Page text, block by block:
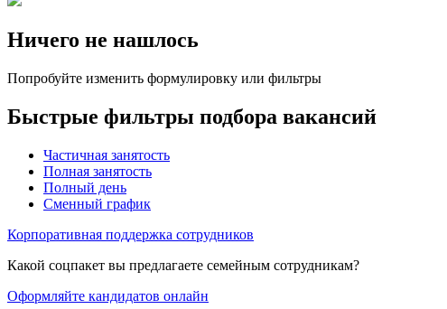
Ничего не нашлось
Попробуйте изменить формулировку или фильтры
Быстрые фильтры подбора вакансий
Частичная занятость
Полная занятость
Полный день
Сменный график
Корпоративная поддержка сотрудников
Какой соцпакет вы предлагаете семейным сотрудникам?
Оформляйте кандидатов онлайн